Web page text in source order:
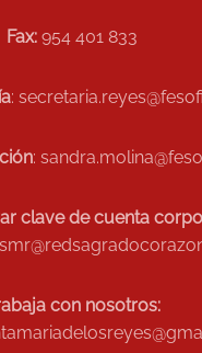
Fax: 954 401 833
:
:
clave de cuenta
con nosotros: